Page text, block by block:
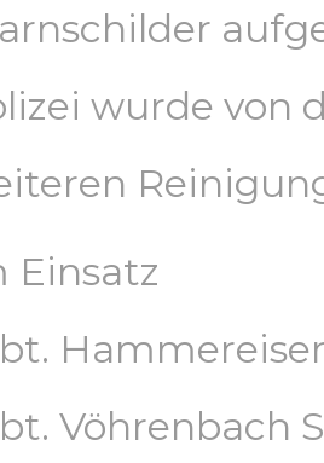
wurde von
Einsatz
Vöhrenbach